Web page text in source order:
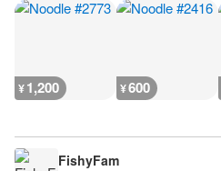
¥1,200 ¥600
FishyFam